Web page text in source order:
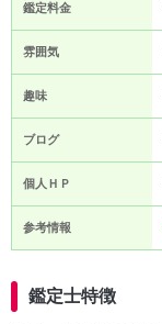
鑑定料金
雰囲気
趣味
ブログ
個人ＨＰ
参考情報
鑑定士特徴